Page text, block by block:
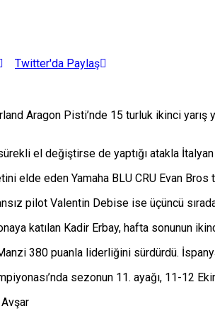
Twitter'da Paylaş
Aragon Pisti’nde 15 turluk ikinci yarış
el değiştirse de yaptığı atakla
elde eden Yamaha BLU CRU Evan Bros
pilot Valentin Debise ise üçüncü
katılan Kadir Erbay, hafta sonunun
380 puanla liderliğini sürdürdü.
sezonun 11. ayağı, 11-12